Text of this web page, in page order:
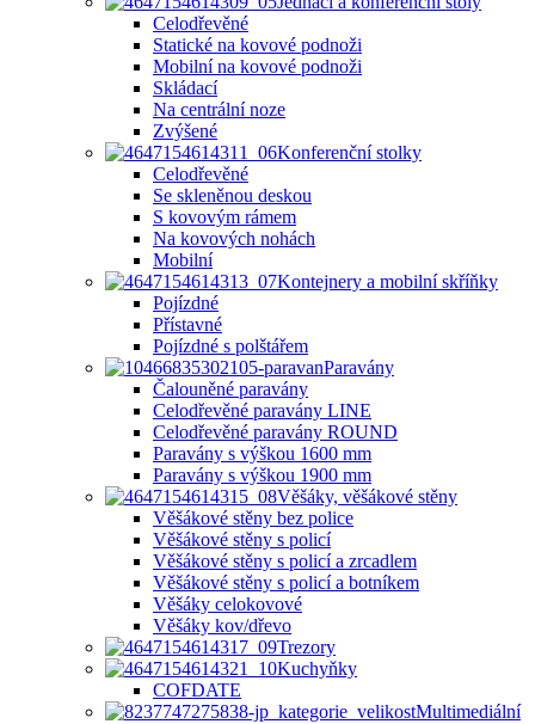
Celodřevěné
Statické na kovové podnoži
Mobilní na kovové podnoži
Skládací
Na centrální noze
Zvýšené
Konferenční stolky
Celodřevěné
Se skleněnou deskou
S kovovým rámem
Na kovových nohách
Mobilní
Kontejnery a mobilní skříňky
Pojízdné
Přístavné
Pojízdné s polštářem
Paravány
Čalouněné paravány
Celodřevěné paravány LINE
Celodřevěné paravány ROUND
Paravány s výškou 1600 mm
Paravány s výškou 1900 mm
Věšáky, věšákové stěny
Věšákové stěny bez police
Věšákové stěny s policí
Věšákové stěny s policí a zrcadlem
Věšákové stěny s policí a botníkem
Věšáky celokovové
Věšáky kov/dřevo
Trezory
Kuchyňky
COFDATE
Multimediální